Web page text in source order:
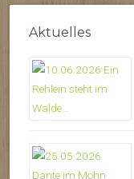
Aktuelles